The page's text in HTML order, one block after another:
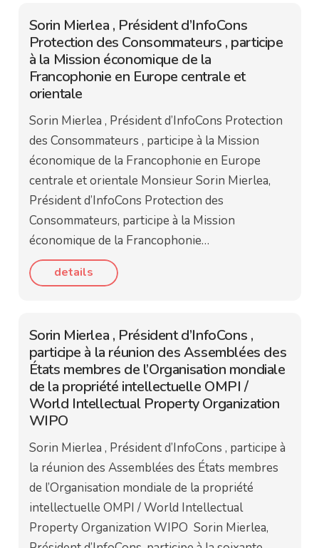
Sorin Mierlea , Président d’InfoCons
Protection des Consommateurs , participe
à la Mission économique de la
Francophonie en Europe centrale et
orientale
Sorin Mierlea , Président d’InfoCons Protection
des Consommateurs , participe à la Mission
économique de la Francophonie en Europe
centrale et orientale Monsieur Sorin Mierlea,
Président d’InfoCons Protection des
Consommateurs, participe à la Mission
économique de la Francophonie…
details
Sorin Mierlea , Président d’InfoCons ,
participe à la réunion des Assemblées des
États membres de l’Organisation mondiale
de la propriété intellectuelle OMPI /
World Intellectual Property Organization
WIPO
Sorin Mierlea , Président d’InfoCons , participe à
la réunion des Assemblées des États membres
de l’Organisation mondiale de la propriété
intellectuelle OMPI / World Intellectual
Property Organization WIPO Sorin Mierlea,